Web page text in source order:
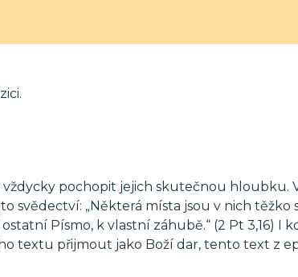
pochopit jejich skutečnou hloubku.
svědectví: „Některá místa jsou v nich těžko
Písmo, k vlastní záhubě.“ (2 Pt 3,16) I
textu přijmout jako Boží dar, tento text z